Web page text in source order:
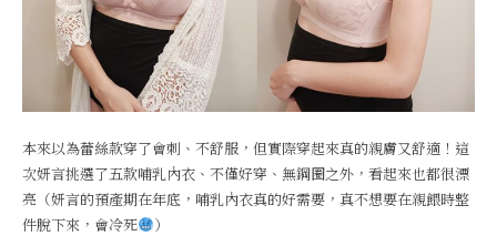
本來以為蕾絲款穿了會刺、不舒服，但實際穿起來真的親膚又舒適！這
次妍言挑選了五款哺乳內衣、不僅好穿、無鋼圈之外，看起來也都很漂
亮（妍言的預產期在年底，哺乳內衣真的好需要，真不想要在親餵時整
件脫下來，會冷死
）